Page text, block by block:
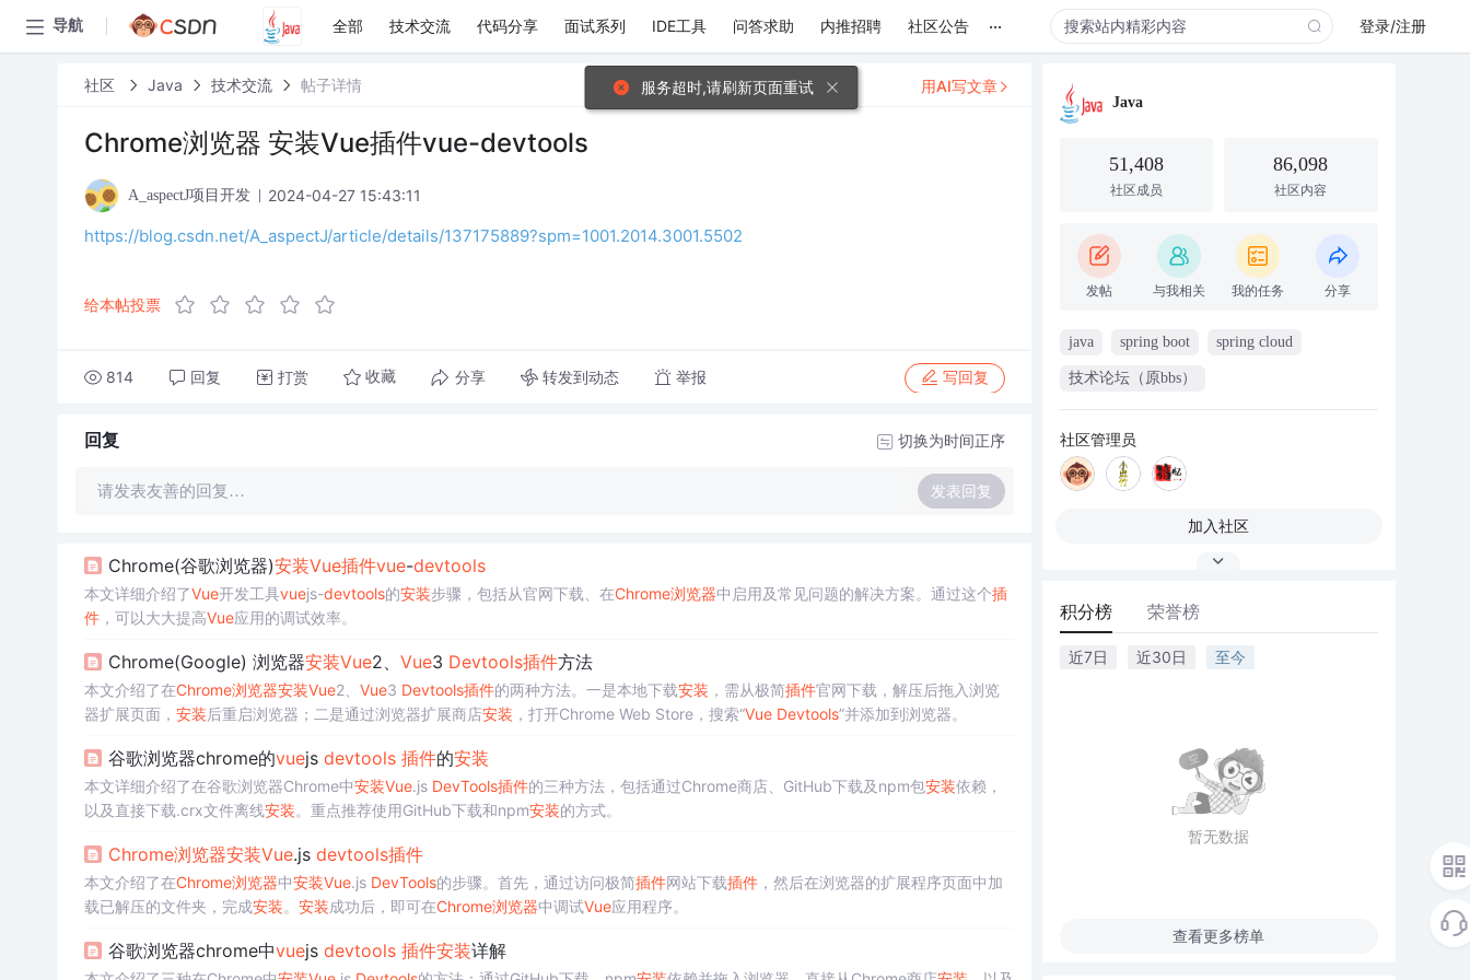
导航 全部 技术交流 代码分享 面试系列 IDE工具 问答求助 内推招聘 社区公告 ... 登录/注册
社区 Java 技术交流 帖子详情
Chrome浏览器 安装Vue插件vue-devtools
A_aspectJ项目开发 2024-04-27 15:43:11
https://blog.csdn.net/A_aspectJ/article/details/137175889?spm=1001.2014.3001.5502
给本帖投票
814 回复 打赏 收藏 分享 转发到动态 举报 写回复
用AI写文章
回复 切换为时间正序
请发表友善的回复… 发表回复
Chrome(谷歌浏览器)安装Vue插件vue-devtools
本文详细介绍了Vue开发工具vuejs-devtools的安装步骤，包括从官网下载、在Chrome浏览器中启用及常见问题的解决方案。通过这个插
件，可以大大提高Vue应用的调试效率。
Chrome(Google) 浏览器安装Vue2、 Vue3 Devtools插件方法
本文介绍了在Chrome浏览器安装Vue2、 Vue3 Devtools插件的两种方法。一是本地下载安装 ，需从极简插件官网下载，解压后拖入浏览
器扩展页面， 安装后重启浏览器；二是通过浏览器扩展商店安装 ，打开Chrome Web Store，搜索“Vue Devtools”并添加到浏览器。
谷歌浏览器chrome的vuejs devtools 插件的安装
本文详细介绍了在谷歌浏览器Chrome中安装Vue.js DevTools插件的三种方法，包括通过Chrome商店、GitHub下载及npm包安装依赖，
以及直接下载.crx文件离线安装。重点推荐使用GitHub下载和npm安装的方式。
Chrome浏览器安装Vue.js devtools插件
本文介绍了在Chrome浏览器中安装Vue.js DevTools的步骤。首先，通过访问极简插件网站下载插件，然后在浏览器的扩展程序页面中加
载已解压的文件夹，完成安装。 安装成功后，即可在Chrome浏览器中调试Vue应用程序。
谷歌浏览器chrome中vuejs devtools 插件安装详解
Java
51,408
社区成员
86,098
社区内容
发帖 与我相关 我的任务 分享
java spring boot spring cloud
技术论坛（原bbs）
社区管理员
加入社区
积分榜 荣誉榜
近7日 近30日 至今
暂无数据
查看更多榜单
服务超时,请刷新页面重试